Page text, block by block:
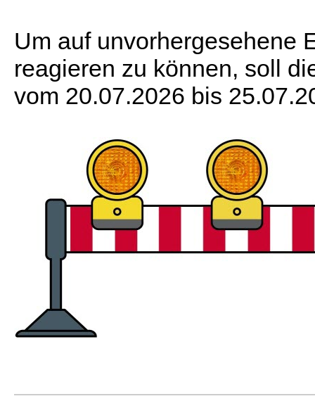
Um auf unvorhergesehene
reagieren zu können, soll
vom 20.07.2026 bis